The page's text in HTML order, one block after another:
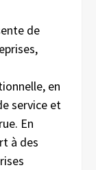
de
en
service et
En
à des